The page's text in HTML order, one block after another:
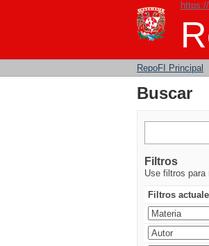
Buscar
RepoFI Principal
Buscar
Filtros
Use filtros para
Filtros